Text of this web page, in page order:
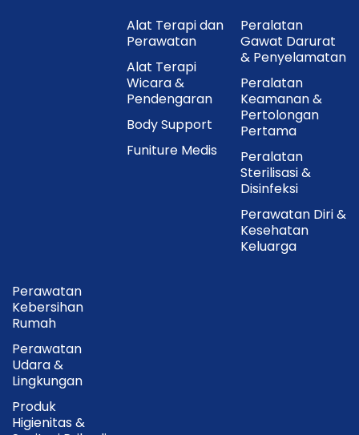
Alat Terapi dan
Perawatan
Alat Terapi
Wicara &
Pendengaran
Body Support
Funiture Medis
Peralatan
Gawat Darurat
& Penyelamatan
Peralatan
Keamanan &
Pertolongan
Pertama
Peralatan
Sterilisasi &
Disinfeksi
Perawatan Diri &
Kesehatan
Keluarga
Perawatan
Kebersihan
Rumah
Perawatan
Udara &
Lingkungan
Produk
Higienitas &